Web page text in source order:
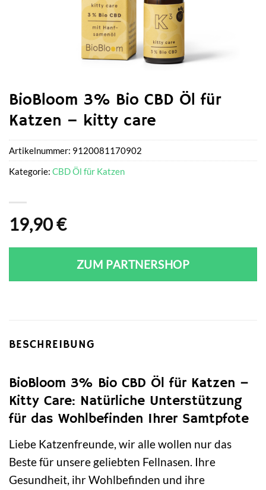
BioBloom 3% Bio CBD Öl für
Katzen – kitty care
19,90€
ZUM PARTNERSHOP
Artikelnummer: 9120081170902
Kategorie: CBD Öl für Katzen
BESCHREIBUNG
BioBloom 3% Bio CBD Öl für Katzen –
Kitty Care: Natürliche Unterstützung
für das Wohlbefinden Ihrer Samtpfote
Liebe Katzenfreunde, wir alle wollen nur das
Beste für unsere geliebten Fellnasen. Ihre
Gesundheit, ihr Wohlbefinden und ihre